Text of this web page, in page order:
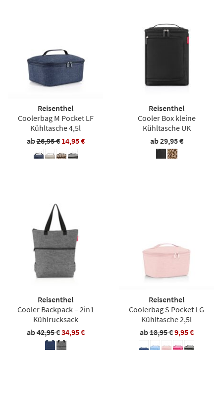
Reisenthel
Coolerbag M Pocket LF
Kühltasche 4,5l
ab26,95 € 14,95 €
Reisenthel
Cooler Box kleine
Kühltasche UK
ab 29,95 €
Reisenthel
Cooler Backpack – 2in1
Kühlrucksack
ab42,95 €34,95 €
Reisenthel
Coolerbag S Pocket LG
Kühltasche 2,5l
ab18,95 €9,95 €